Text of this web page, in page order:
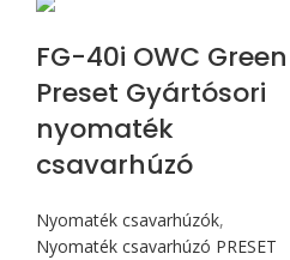
FG-40i OWC Green
Preset Gyártósori
nyomaték
csavarhúzó
Nyomaték csavarhúzók,
Nyomaték csavarhúzó PRESET